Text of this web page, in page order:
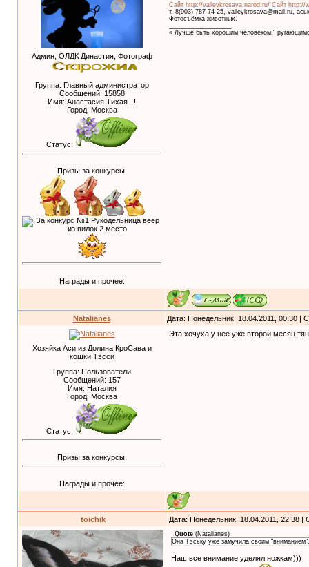
Админ, ОЛДК Династия, Фотограф
Группа: Главный администратор
Сообщений: 15858
Имя: Анастасия Тихая...!
Город: Москва
Статус:
Призы за конкурсы:
Награды и прочее:
Сайт http://valleykrosava.narod.ru/ Сайт http://
т. 8(903) 787-74-25, valleykrosava@mail.ru,
Фотосъёмка животных.
« Лучше быть хорошим человеком,"
Natalianes Дата: Понедельник, 18.04.2011, 00:30 |
Хозяйка Аси из Долина КроСава и
кошки Тэсси
Группа: Пользователи
Сообщений: 157
Имя: Наталия
Город: Москва
Статус:
Призы за конкурсы:
Награды и прочее:
Эта хочуха у нее уже второй месяц
toichik Дата: Понедельник, 18.04.2011, 22:38
Quote (Natalianes)
Она Тэську уже замучила своим "вниманием".
Наш все внимание уделял ножкам)))